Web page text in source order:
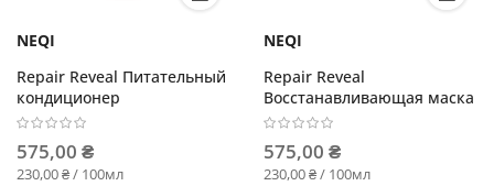
NEQI
Repair Reveal Питательный
кондиционер
575,00 ₴
230,00 ₴ / 100мл
NEQI
Repair Reveal
Восстанавливающая маска
575,00 ₴
230,00 ₴ / 100мл